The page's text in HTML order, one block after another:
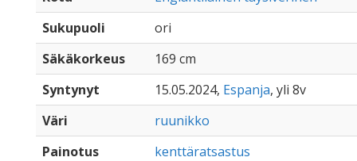
Sukupuoli
ori
Säkäkorkeus
169 cm
Syntynyt
15.05.2024, Espanja, yli 8v
Väri
ruunikko
Painotus
kenttäratsastus